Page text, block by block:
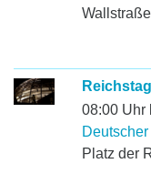
08:00 Uhr
Platz der